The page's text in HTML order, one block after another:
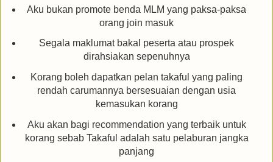
Aku bukan promote benda MLM yang paksa-paksa
orang join masuk
Segala maklumat bakal peserta atau prospek
dirahsiakan sepenuhnya
Korang boleh dapatkan pelan takaful yang paling
rendah carumannya bersesuaian dengan usia
kemasukan korang
Aku akan bagi recommendation yang terbaik untuk
korang sebab Takaful adalah satu pelaburan jangka
panjang